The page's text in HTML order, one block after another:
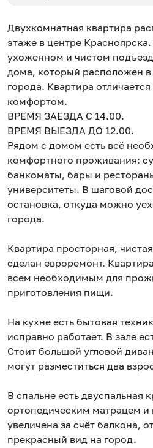
Двухкомнатная квартира
этаже в центре
ухоженном и чистом
дома, который расположен
города. Квартира
комфортом.
ВРЕМЯ ЗАЕЗДА С 14.00.
ВРЕМЯ ВЫЕЗДА ДО 12.00.
Рядом с домом есть всё
комфортного проживания:
банкоматы, бары и
университеты. В шаговой
остановка, откуда можно
города.
Квартира просторная,
сделан евроремонт.
всем необходимым для
приготовления пищи.
На кухне есть бытовая
исправно работает. В зале
Стоит большой угловой
могут разместиться два
В спальне есть двуспальная
ортопедическим матрацем и
увеличена за счёт балкона,
прекрасный вид на город.